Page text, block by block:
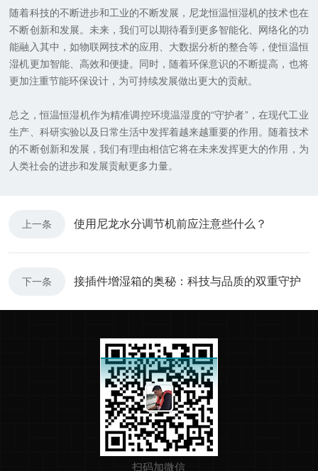
随着科技的不断进步和工业的不断发展，尼龙恒温恒湿机的技术也在
不断创新和发展。未来，我们可以期待看到更多智能化、网络化的功
能融入其中，如物联网技术的应用、大数据分析的整合等，使恒温恒
湿机更加智能、高效和便捷。同时，随着环保意识的不断提高，也将
更加注重节能环保设计，为可持续发展做出更大的贡献。
总之，恒温恒湿机作为精准调控环境温湿度的“守护者”，在现代工业
生产、科研实验以及日常生活中发挥着越来越重要的作用。随着技术
的不断创新和发展，我们有理由相信它将在未来发挥更大的作用，为
人类社会的进步和发展贡献更多力量。
上一条 使用尼龙水分调节机前应注意些什么？
下一条 接插件增湿箱的奥秘：科技与品质的双重守护
扫码加微信